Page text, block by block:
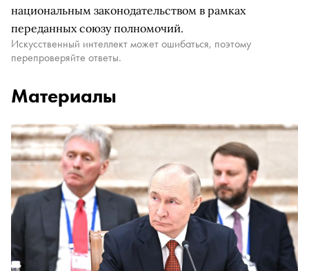
национальным законодательством в рамках
переданных союзу полномочий.
Искусственный интеллект может ошибаться, поэтому
перепроверяйте ответы.
Материалы